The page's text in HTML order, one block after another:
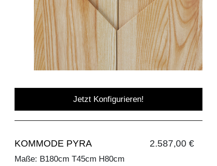
Jetzt Konfigurieren!
KOMMODE PYRA 2.587,00 €
Maße: B180cm T45cm H80cm